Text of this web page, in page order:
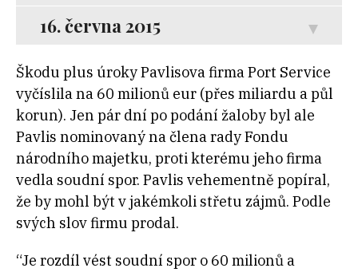
16. června 2015
Škodu plus úroky Pavlisova firma Port Service
vyčíslila na 60 milionů eur (přes miliardu a půl
korun). Jen pár dní po podání žaloby byl ale
Pavlis nominovaný na člena rady Fondu
národního majetku, proti kterému jeho firma
vedla soudní spor. Pavlis vehementně popíral,
že by mohl být v jakémkoli střetu zájmů. Podle
svých slov firmu prodal.
“Je rozdíl vést soudní spor o 60 milionů a